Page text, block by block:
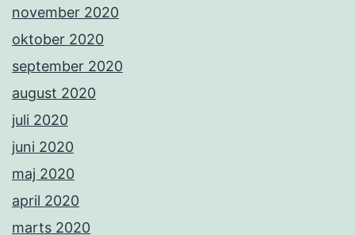
november 2020
oktober 2020
september 2020
august 2020
juli 2020
juni 2020
maj 2020
april 2020
marts 2020